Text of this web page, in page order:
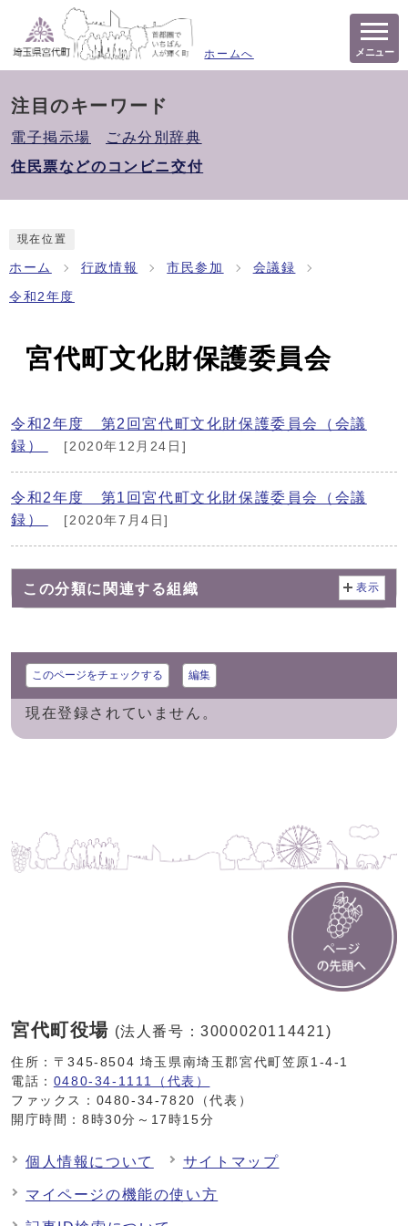
ホームへ メニュー
注目のキーワード
電子掲示場
ごみ分別辞典
住民票などのコンビニ交付
現在位置
ホーム 行政情報 市民参加 会議録
令和2年度
宮代町文化財保護委員会
令和2年度 第2回宮代町文化財保護委員会（会議
録）
[2020年12月24日]
令和2年度 第1回宮代町文化財保護委員会（会議
録）
[2020年7月4日]
この分類に関連する組織 表示
このページをチェックする 編集
現在登録されていません。
宮代町役場 (法人番号：3000020114421)
住所：〒345-8504 埼玉県南埼玉郡宮代町笠原1-4-1
電話： 0480-34-1111（代表）
ファックス：0480-34-7820（代表）
開庁時間：8時30分～17時15分
個人情報について サイトマップ
マイページの機能の使い方